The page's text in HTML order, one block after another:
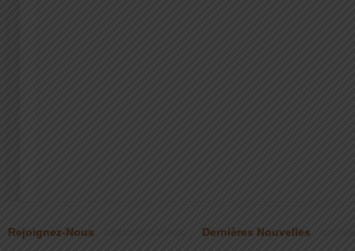
Rejoignez-Nous Dernières Nouvelles